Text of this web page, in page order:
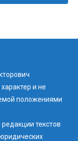
и не
положениями
текстов